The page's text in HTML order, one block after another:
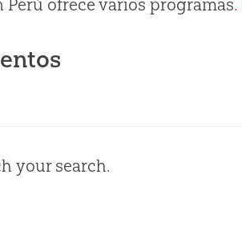
Perú ofrece varios programas.
your search.